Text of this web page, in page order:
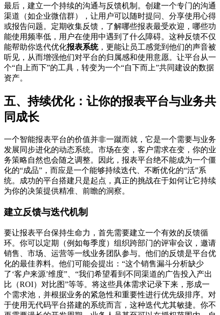
最后，建立一个持续的沟通与反馈机制。创建一个专门的沟通
渠道（如企业微信群），让用户可以随时提问、分享使用心得
或报告问题。定期收集反馈，了解哪些报表最受欢迎，哪些功
能使用频率低，用户在使用中遇到了什么障碍。这种反馈不仅
能帮助你迭代优化报表系统，更能让员工感觉到他们的声音被
听见，从而增强他们对平台的归属感和使用意愿。让平台从一
个“自上而下”的工具，转变为一个“自下而上”共同建设的数据
资产。
五、持续优化：让你的报表平台与业务共
同成长
一个智能报表平台的价值并非一蹴而就，它是一个需要与业务
发展同步进化的动态系统。市场在变，客户需求在变，你的业
务策略自然也会随之调整。因此，报表平台绝不能成为一个僵
化的“成品”，而应是一个能够持续迭代、不断优化的“活”系
统。成功的平台搭建只是起点，真正的挑战在于如何让它持续
为你的决策提供精准、前瞻的洞察。
建立反馈与迭代机制
要让报表平台保持生命力，首先需要建立一个有效的反馈循
环。你可以定期（例如每季度）组织跨部门的评审会议，邀请
销售、市场、运营等一线业务团队参与。他们的反馈是平台优
化的最佳养料。他们可能会提出：“这个销售漏斗分析缺少
了‘客户来源’维度”、“我们希望看到不同渠道的广告投入产出
比（ROI）对比图”等等。将这些具体需求记录下来，形成一
个需求池，并根据业务的紧急性和重要性进行优先级排序。对
于使用无代码平台搭建的系统而言，这种迭代尤其敏捷。你不